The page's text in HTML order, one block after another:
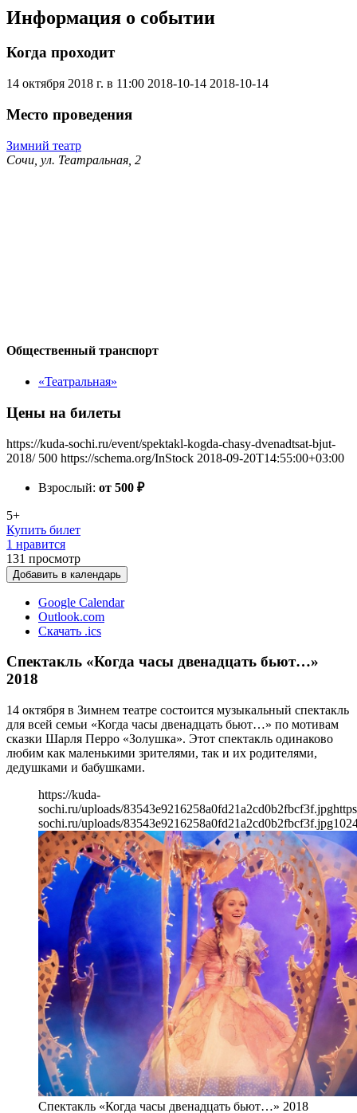
Информация о событии
Когда проходит
14 октября 2018 г. в 11:00 2018-10-14 2018-10-14
Место проведения
Зимний театр
Сочи, ул. Театральная, 2
Общественный транспорт
«Театральная»
Цены на билеты
https://kuda-sochi.ru/event/spektakl-kogda-chasy-dvenadtsat-bjut-
2018/ 500 https://schema.org/InStock 2018-09-20T14:55:00+03:00
Взрослый: от 500 ₽
5+
Купить билет
1 нравится
131 просмотр
Добавить в календарь
Google Calendar
Outlook.com
Скачать .ics
Спектакль «Когда часы двенадцать бьют…»
2018
14 октября в Зимнем театре состоится музыкальный спектакль
для всей семьи «Когда часы двенадцать бьют…» по мотивам
сказки Шарля Перро «Золушка». Этот спектакль одинаково
любим как маленькими зрителями, так и их родителями,
дедушками и бабушками.
https://kuda-
sochi.ru/uploads/83543e9216258a0fd21a2cd0b2fbcf3f.jpg
sochi.ru/uploads/83543e9216258a0fd21a2cd0b2fbcf3f.jpg
Спектакль «Когда часы двенадцать бьют…» 2018